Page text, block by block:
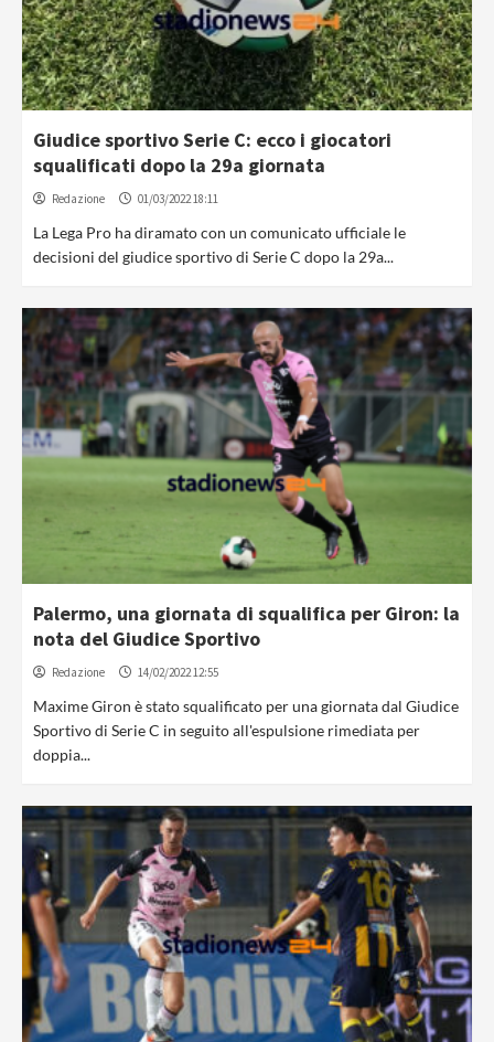
Giudice sportivo Serie C: ecco i giocatori
squalificati dopo la 29a giornata
Redazione 01/03/2022 18:11
La Lega Pro ha diramato con un comunicato ufficiale le
decisioni del giudice sportivo di Serie C dopo la 29a...
Palermo, una giornata di squalifica per Giron: la
nota del Giudice Sportivo
Redazione 14/02/2022 12:55
Maxime Giron è stato squalificato per una giornata dal Giudice
Sportivo di Serie C in seguito all'espulsione rimediata per
doppia...